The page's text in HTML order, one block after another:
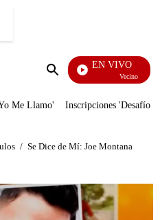
Enviar
EN VIVO
Vecinos
Me Llamo' Inscripciones 'Desafío'
/ Se Dice de Mí: Joe Montana